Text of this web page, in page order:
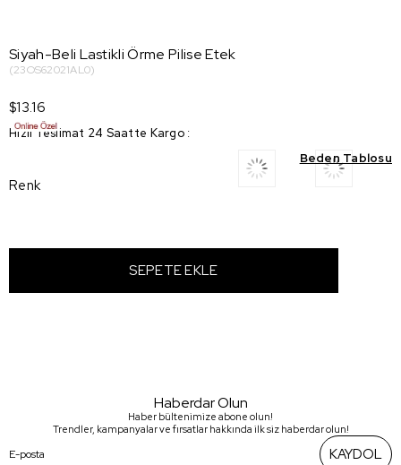
Siyah-Beli Lastikli Örme Pilise Etek
(23OS62021AL0)
$13.16
Hızlı Teslimat 24 Saatte Kargo :
Beden Tablosu
Renk
Haberdar Olun
Haber bültenimize abone olun!
Trendler, kampanyalar ve fırsatlar hakkında ilk siz haberdar olun!
KAYDOL